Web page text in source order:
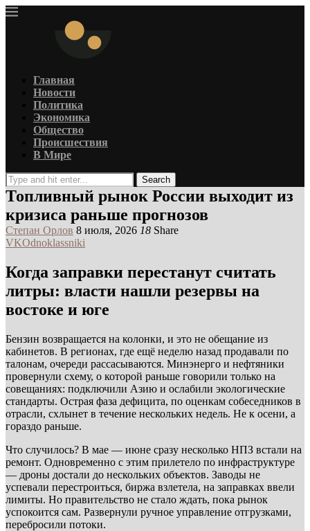
Главная
Новости
Политика
Экономика
Общество
Происшествия
В Мире
Search
Топливный рынок России выходит из
кризиса раньше прогнозов
Степан Орлов 8 июля, 2026 18 Share
VKOdnoklassniki
Когда заправки перестанут считать
литры: власти нашли резервы на
востоке и юге
Бензин возвращается на колонки, и это не обещание из
кабинетов. В регионах, где ещё неделю назад продавали по
талонам, очереди рассасываются. Минэнерго и нефтяники
провернули схему, о которой раньше говорили только на
совещаниях: подключили Азию и ослабили экологические
стандарты. Острая фаза дефицита, по оценкам собеседников в
отрасли, схлынет в течение нескольких недель. Не к осени, а
гораздо раньше.
Что случилось? В мае — июне сразу несколько НПЗ встали на
ремонт. Одновременно с этим прилетело по инфраструктуре
— дроны достали до нескольких объектов. Заводы не
успевали перестроиться, биржа взлетела, на заправках ввели
лимиты. Но правительство не стало ждать, пока рынок
успокоится сам. Развернули ручное управление отгрузками,
перебросили потоки.